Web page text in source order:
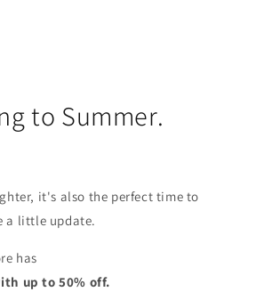
to Summer.
it's also the perfect time to
a little update.
has
up to 50% off.